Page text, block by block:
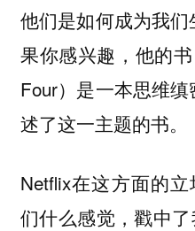
他们是如何成为我
果你感兴趣，他的
Four）是一本思维
述了这一主题的书。
Netflix在这方面的
们什么感觉，戳中